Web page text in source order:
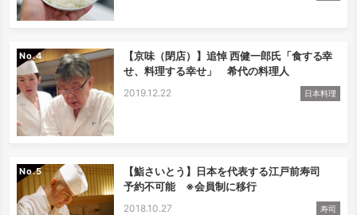
No.
【京味（閉店）】追悼 西健一郎氏「食する幸
せ、料理する幸せ」 希代の料理人
2019.12.22 日本料理
No.
【鮨さいとう】日本を代表する江戸前寿司
予約不可能 ※会員制に移行
2018.10.27 寿司